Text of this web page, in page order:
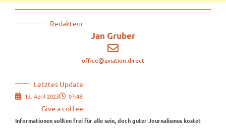
Redakteur
Jan Gruber
office@aviation.direct
Letztes Update
13. April 2023 07:48
Give a coffee
Informationen sollten frei für alle sein, doch guter Journalismus kostet